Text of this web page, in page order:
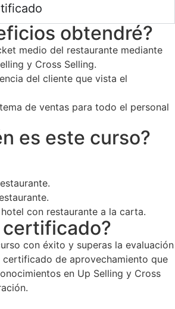
obtendré?
medio del restaurante mediante
y Cross Selling.
del cliente que vista el
de ventas para todo el personal
es este curso?
con restaurante a la carta.
con éxito y superas la evaluación
certificado de aprovechamiento que
en Up Selling y Cross